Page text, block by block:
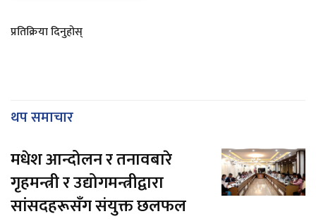
प्रतिक्रिया दिनुहोस्
थप समाचार
मधेश आन्दोलन र तनावबारे
गृहमन्त्री र उद्योगमन्त्रीद्वारा
सांसदहरूसँग संयुक्त छलफल